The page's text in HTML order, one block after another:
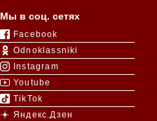
Мы в соц. сетях
Facebook
Odnoklassniki
Instagram
Youtube
TikTok
Яндекс.Дзен